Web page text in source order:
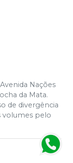
Nações
da Mata.
de divergência
volumes pelo